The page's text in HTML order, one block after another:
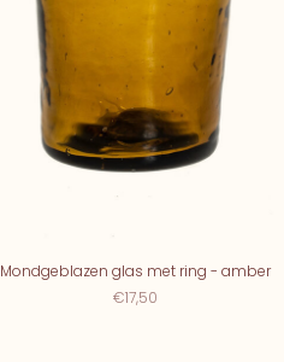
Mondgeblazen glas met ring - amber
€17,50